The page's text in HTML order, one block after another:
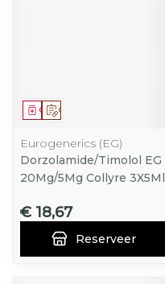
Op voorschrift
Geneesmiddel
Eurogenerics (EG)
Dorzolamide/Timolol EG
20Mg/5Mg Collyre 3X5Ml
€ 18,67
Reserveer